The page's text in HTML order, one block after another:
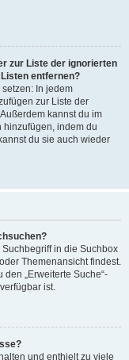
zur Liste der ignorierten
entfernen?
In jedem
zur Liste der
kannst du im
hinzufügen, indem du
du sie auch wieder
in die Suchbox
Themenansicht findest.
„Erweiterte Suche“-
ist.
und enthielt zu viele